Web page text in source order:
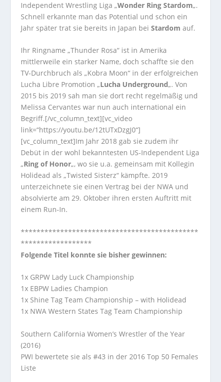
Independent Wrestling Liga „Wonder Ring Stardom„.
Schnell erkannte man das Potential und schon ein
Jahr später trat sie bereits in Japan beiStardom auf.
Ihr Ringname „Thunder Rosa“ ist in Amerika
mittlerweile ein starker Name, doch schaffte sie den
TV-Durchbruch als „Kobra Moon“ in der erfolgreichen
Lucha Libre Promotion „Lucha Underground„. Von
2015 bis 2019 sah man sie dort recht regelmäßig und
Melissa Cervantes war nun auch international ein
Begriff.[/vc_column_text][vc_video
link=“https://youtu.be/12tUTxDzgJ0“]
[vc_column_text]Im Jahr 2018 gab sie zudem ihr
Debüt in der wohl bekanntesten US-Independent Liga
„Ring of Honor„, wo sie u.a. gemeinsam mit Kollegin
Holidead als „Twisted Sisterz“ kämpfte. 2019
unterzeichnete sie einen Vertrag bei der NWA und
absolvierte am 29. Oktober ihren ersten Auftritt mit
einem Run-In.
*********************************************
******************
Folgende Titel konnte sie bisher gewinnen:
1x GRPW Lady Luck Championship
1x EBPW Ladies Champion
1x Shine Tag Team Championship – with Holidead
1x NWA Western States Tag Team Championship
Southern California Women’s Wrestler of the Year
(2016)
PWI bewertete sie als #43 in der 2016 Top 50 Females
Liste